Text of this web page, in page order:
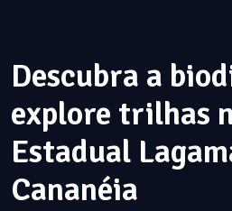
Descubra a
explore trilhas
Estadual
Cananéia